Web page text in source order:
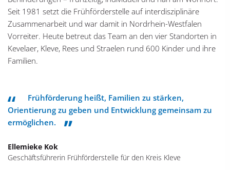
Seit 1981 setzt die Frühförderstelle auf interdisziplinäre
Zusammenarbeit und war damit in Nordrhein-Westfalen
Vorreiter. Heute betreut das Team an den vier Standorten in
Kevelaer, Kleve, Rees und Straelen rund 600 Kinder und ihre
Familien.
Frühförderung heißt, Familien zu stärken,
Orientierung zu geben und Entwicklung gemeinsam zu
ermöglichen.
Ellemieke Kok
Geschäftsführerin Frühförderstelle für den Kreis Kleve